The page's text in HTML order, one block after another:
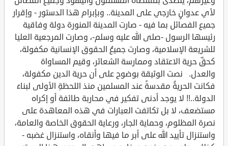
لأي عدوانٍ خارجي على المدينة.. وبإبرام هذا الدستور - وإقرار
جميع الفصائل بما فيه - صارت المدينة المنورة دولة وفاقية
رئيسها الرسول -صلى الله عليه وسلم-، وصارت المرجعية العليا
للشريعة الإسلامية، وصارت جميعُ الحقوق الإنسانية مكفولة،
كحقِّ حرية الاعتقاد وممارسة الشعائر، وقيم المساواة
والعدل. نصت الوثيقة بوضوح على أن حرية الدين مكفولة،
فكانت الحريةُ مقدسةً عند المسلمين منذ اللحظةِ الأولى لبناءَ
الدولة..!! لا يوجد أدنى تفكير في محاربة طائفة أو إكراه
مستضعف، لا بل تكاتفت العبارات في هذه المعاهدة على
نصرة المظلوم، وحماية الجار، ورعاية الحقوق الخاصة والعامة،
واستنزال تأييد الله على أبر ما فيها وأنقاه، واستنزال غضبه -